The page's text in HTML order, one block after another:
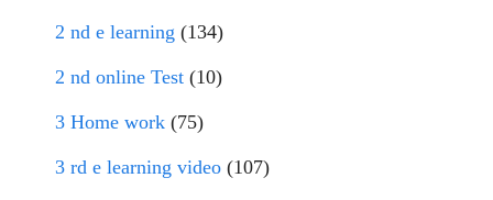
2 nd e learning (134)
2 nd online Test (10)
3 Home work (75)
3 rd e learning video (107)